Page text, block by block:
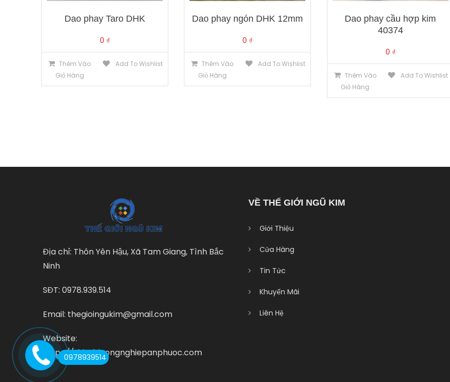
Dao phay Taro DHK
0 ₫
Thêm Vào
Giỏ Hàng
Add To Wishlist
Dao phay ngón DHK 12mm
0 ₫
Thêm Vào
Giỏ Hàng
Add To Wishlist
Dao phay cầu hợp kim
40374
0 ₫
Thêm Vào
Giỏ Hàng
Add To Wishlist
Địa chỉ: Thôn Yên Hậu, Xã Tam Giang, Tình Bắc
Ninh
SĐT: 0978.939.514
Email: thegioingukim@gmail.com
Website:
https://thietbicongnghiepanphuoc.com
VỀ THẾ GIỚI NGŨ KIM
Giới Thiệu
Cửa Hàng
Tin Tức
Khuyến Mãi
Liên Hệ
0978939514